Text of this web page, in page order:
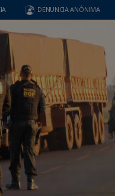
DENUNCIA ANÔNIMA